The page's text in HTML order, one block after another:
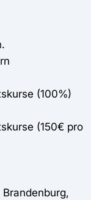
(100%)
(150€ pro